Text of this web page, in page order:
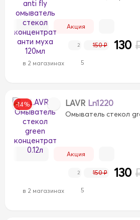
Акция
в 2 магазинах 5
2 150 ₽ 130
-14% LAVR Ln1220
Омыватель стекол
Акция
в 2 магазинах 5
2 150 ₽ 130